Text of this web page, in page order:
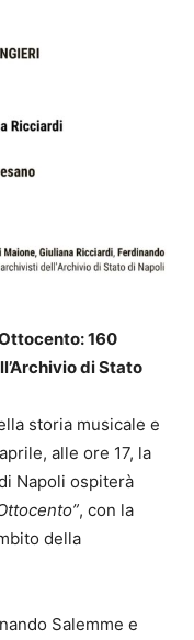
160
di Stato
storia musicale e
alle ore 17, la
Napoli ospiterà
, con la
della
Salemme e